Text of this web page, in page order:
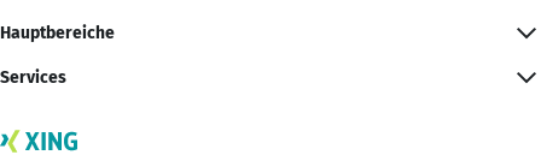
Hauptbereiche
Services